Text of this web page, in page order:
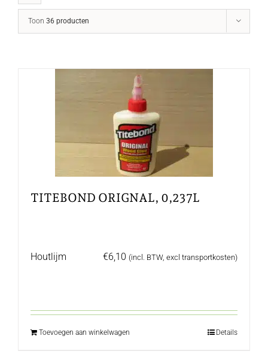
Toon 36 producten
TITEBOND ORIGNAL, 0,237L
Houtlijm €6,10 (incl. BTW, excl transportkosten)
Toevoegen aan winkelwagen Details